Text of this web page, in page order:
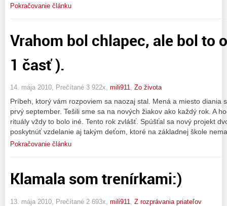
Pokračovanie článku
Vrahom bol chlapec, ale bol to
1 časť ).
14. mája 2010, Prečítané 3 922x, mili911, Zo života
Príbeh, ktorý vám rozpoviem sa naozaj stal. Mená a miesto diania
prvý september. Tešili sme sa na nových žiakov ako každý rok. A
rituály vždy to bolo iné. Tento rok zvlášť. Spúšťal sa nový projekt
poskytnúť vzdelanie aj takým deťom, ktoré na základnej škole
Pokračovanie článku
Klamala som trenírkami:)
13. mája 2010, Prečítané 2 693x, mili911 Z rozprávania priateľov